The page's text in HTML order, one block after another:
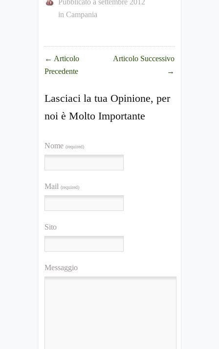
Pubblicato a settembre 2012
in Campania
← Articolo
Precedente
Articolo Successivo
→
Lasciaci la tua Opinione, per
noi è Molto Importante
Nome (required)
Mail (required)
Sito
Messaggio